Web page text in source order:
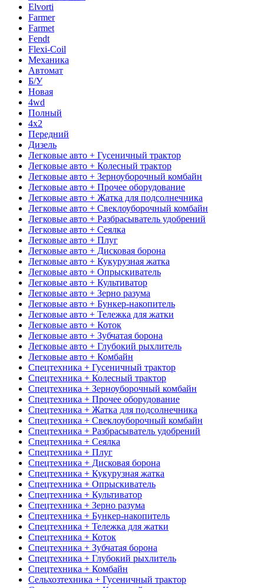
Elvorti
Farmer
Farmet
Fendt
Flexi-Coil
Механика
Автомат
Б/У
Новая
4wd
Полный
4x2
Передний
Дизель
Легковые авто + Гусеничный трактор
Легковые авто + Колесный трактор
Легковые авто + Зерноуборочный комбайн
Легковые авто + Прочее оборудование
Легковые авто + Жатка для подсолнечника
Легковые авто + Свеклоуборочный комбайн
Легковые авто + Разбрасыватель удобрений
Легковые авто + Сеялка
Легковые авто + Плуг
Легковые авто + Дисковая борона
Легковые авто + Кукурузная жатка
Легковые авто + Опрыскиватель
Легковые авто + Культиватор
Легковые авто + Зерно разума
Легковые авто + Бункер-накопитель
Легковые авто + Тележка для жатки
Легковые авто + Коток
Легковые авто + Зубчатая борона
Легковые авто + Глубокий рыхлитель
Легковые авто + Комбайн
Спецтехника + Гусеничный трактор
Спецтехника + Колесный трактор
Спецтехника + Зерноуборочный комбайн
Спецтехника + Прочее оборудование
Спецтехника + Жатка для подсолнечника
Спецтехника + Свеклоуборочный комбайн
Спецтехника + Разбрасыватель удобрений
Спецтехника + Сеялка
Спецтехника + Плуг
Спецтехника + Дисковая борона
Спецтехника + Кукурузная жатка
Спецтехника + Опрыскиватель
Спецтехника + Культиватор
Спецтехника + Зерно разума
Спецтехника + Бункер-накопитель
Спецтехника + Тележка для жатки
Спецтехника + Коток
Спецтехника + Зубчатая борона
Спецтехника + Глубокий рыхлитель
Спецтехника + Комбайн
Сельхозтехника + Гусеничный трактор